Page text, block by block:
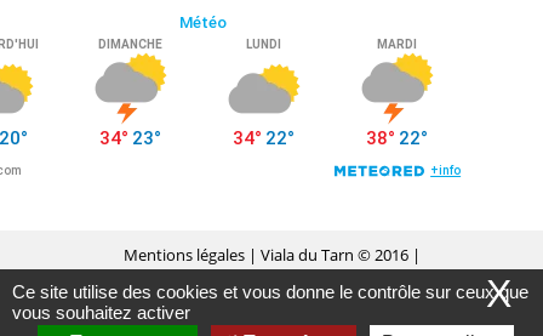
Mentions légales | Viala du Tarn © 2016 |
Conception Citopia- Solution de site internet pour X
Ce site utilise des cookies et vous donne le contrôle sur ceux que
vous souhaitez activer